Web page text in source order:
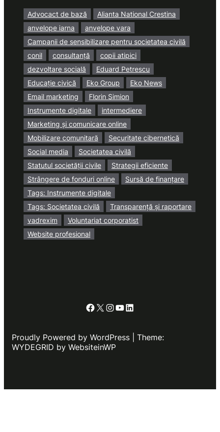
Advocact de bază
Alianta National Crestina
anvelope iarna
anvelope vara
Campanii de sensibilizare pentru societatea civilă
conil
consultanță
copii atipici
dezvoltare socială
Eduard Petrescu
Educație civică
Eko Group
Eko News
Email marketing
Florin Simion
Instrumente digitale
intermediere
Marketing și comunicare online
Mobilizare comunitară
Securitate cibernetică
Social media
Societatea civilă
Statutul societății civile
Strategii eficiente
Strângere de fonduri online
Sursă de finanțare
Tags: Instrumente digitale
Tags: Societatea civilă
Transparență și raportare
vadrexim
Voluntariat corporatist
Website profesional
Facebook
X Instagram
YouTube
LinkedIn
Proudly Powered by WordPress | Theme:
WYDEGRID by WebsiteinWP